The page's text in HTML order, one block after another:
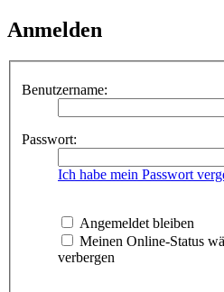
Anmelden
Benutzername:
Passwort:
Ich habe mein Passwort
Angemeldet bleiben
Meinen Online-Status
verbergen